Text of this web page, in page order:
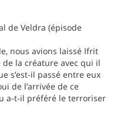
de Veldra (épisode
nous avions laissé Ifrit
la créature avec qui il
s’est-il passé entre eux
de l’arrivée de ce
a-t-il préféré le terroriser